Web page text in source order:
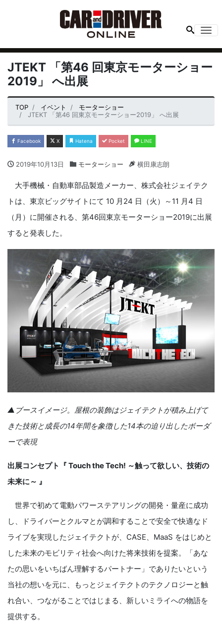
JTEKT 「第46 回東京モーターショー
2019」 へ出展
TOP イベント
モーターショー
JTEKT 「第46 回東京モーターショー2019」 へ出展
Facebook X Hatena Pocket LINE
2019年10月13日 モーターショー 横田康志朗
大手機械・自動車部品製造メーカー、 株式会社ジェイテク
トは、東京ビッグサイトにて 10 月24 日（火）～11 月4 日
（月）に開催される、第46回東京モーターショー2019に出展
すると発表した。
▲ブースイメージ。屋根の装飾はジェイテクトが積み上げて
きた技術と成長の14年間を象徴した14本の迫り出したボーダ
ーで表現
出展コンセプト『 Touch the Tech! ～触って欲しい、技術の
未来に～ 』
世界で初めて電動パワーステアリングの開発・量産に成功
し、ドライバーとクルマとが調和することで安全で快適なド
ライブを実現したジェイテクトが、CASE、MaaS をはじめと
した未来のモビリティ社会へ向けた将来技術を提案。「あな
たの思いをいちばん理解するパートナー」でありたいという
当社の想いを元に、もっとジェイテクトのテクノロジーと触
れ合い、つながることではじまる、新しいミライへの物語を
提供する。